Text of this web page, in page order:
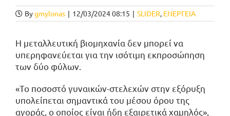
Bygmylonas | 12/03/2024 08:15 | SLIDER, ΕΝΕΡΓΕΙΑ
Η μεταλλευτική βιομηχανία δεν μπορεί να
υπερηφανεύεται για την ισότιμη εκπροσώπηση
των δύο φύλων.
«Το ποσοστό γυναικών-στελεχών στην εξόρυξη
υπολείπεται σημαντικά του μέσου όρου της
αγοράς, ο οποίος είναι ήδη εξαιρετικά χαμηλός»,